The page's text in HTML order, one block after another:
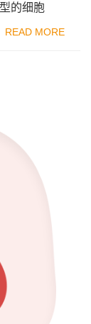
的细胞
READ MORE